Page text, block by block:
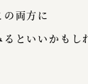
の両方に
といいかもし